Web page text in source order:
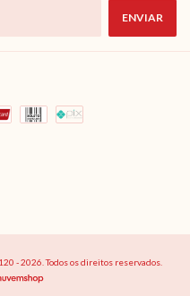
- 2026. Todos os direitos reservados.